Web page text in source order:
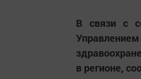
В связи с
в регионе,